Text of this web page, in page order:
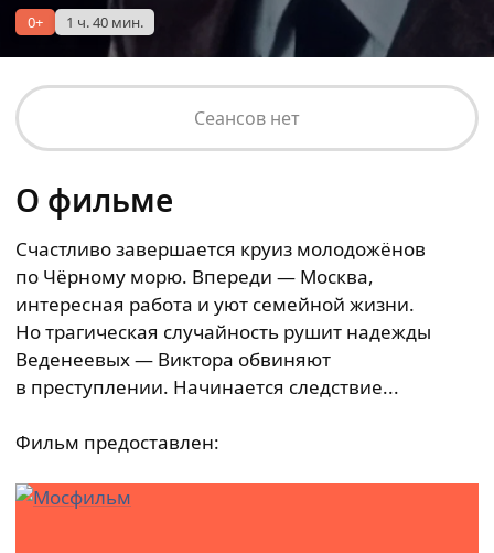
0+ 1 ч. 40 мин.
Сеансов нет
О фильме
Счастливо завершается круиз молодожёнов
по Чёрному морю. Впереди — Москва,
интересная работа и уют семейной жизни.
Но трагическая случайность рушит надежды
Веденеевых — Виктора обвиняют
в преступлении. Начинается следствие...
Фильм предоставлен: